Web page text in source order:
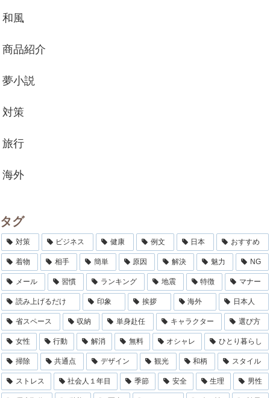
和風
商品紹介
夢小説
対策
旅行
海外
タグ
対策 ビジネス 健康 例文 日本 おすすめ
着物 相手 簡単 原因 解決 魅力 NG
メール 習慣 ランキング 地震 特徴 マナー
読み上げるだけ 印象 挨拶 海外 日本人
省スペース 収納 単身赴任 キャラクター 選び方
女性 行動 解消 無料 オシャレ ひとり暮らし
掃除 共通点 デザイン 観光 和柄 スタイル
ストレス 社会人１年目 季節 安全 生理 男性